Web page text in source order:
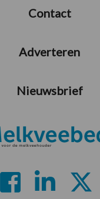
Contact
Adverteren
Nieuwsbrief